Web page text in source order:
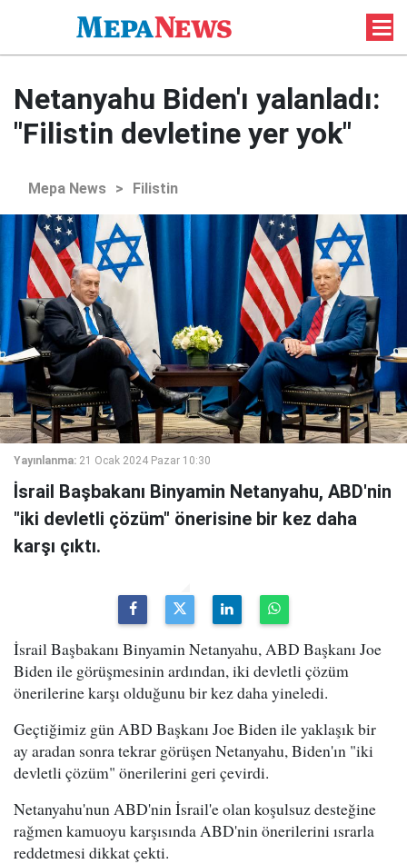
Netanyahu Biden'ı yalanladı:
"Filistin devletine yer yok"
Mepa News > Filistin
Yayınlanma: 21 Ocak 2024 Pazar 10:30
İsrail Başbakanı Binyamin Netanyahu, ABD'nin
"iki devletli çözüm" önerisine bir kez daha
karşı çıktı.
İsrail Başbakanı Binyamin Netanyahu, ABD Başkanı Joe
Biden ile görüşmesinin ardından, iki devletli çözüm
önerilerine karşı olduğunu bir kez daha yineledi.
Geçtiğimiz gün ABD Başkanı Joe Biden ile yaklaşık bir
ay aradan sonra tekrar görüşen Netanyahu, Biden'ın "iki
devletli çözüm" önerilerini geri çevirdi.
Netanyahu'nun ABD'nin İsrail'e olan koşulsuz desteğine
rağmen kamuoyu karşısında ABD'nin önerilerini ısrarla
reddetmesi dikkat çekti.